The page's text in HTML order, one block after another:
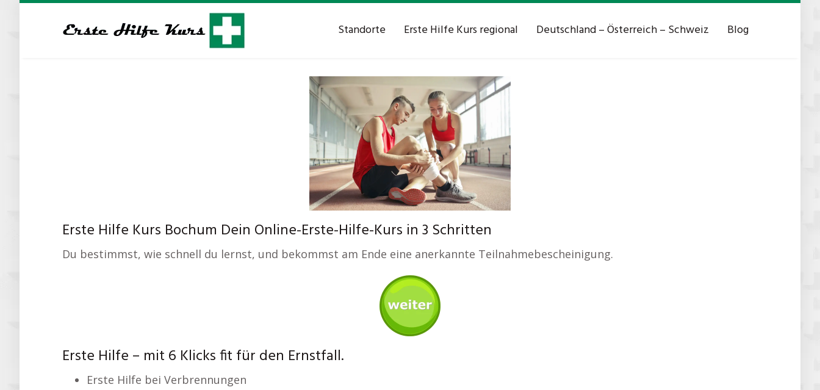
Standorte Erste Hilfe Kurs regional Deutschland – Österreich – Schweiz Blog
Erste Hilfe Kurs Bochum Dein Online-Erste-Hilfe-Kurs in 3 Schritten
Du bestimmst, wie schnell du lernst, und bekommst am Ende eine anerkannte Teilnahmebescheinigung.
Erste Hilfe – mit 6 Klicks fit für den Ernstfall.
Erste Hilfe bei Verbrennungen